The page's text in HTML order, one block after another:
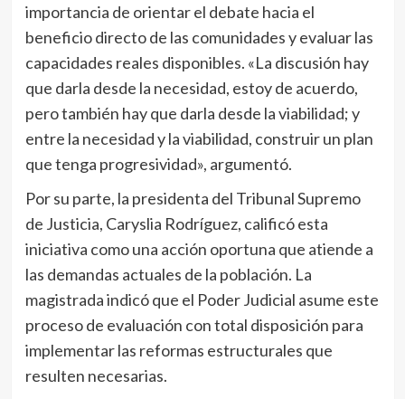
importancia de orientar el debate hacia el
beneficio directo de las comunidades y evaluar las
capacidades reales disponibles. «La discusión hay
que darla desde la necesidad, estoy de acuerdo,
pero también hay que darla desde la viabilidad; y
entre la necesidad y la viabilidad, construir un plan
que tenga progresividad», argumentó.
Por su parte, la presidenta del Tribunal Supremo
de Justicia, Caryslia Rodríguez, calificó esta
iniciativa como una acción oportuna que atiende a
las demandas actuales de la población. La
magistrada indicó que el Poder Judicial asume este
proceso de evaluación con total disposición para
implementar las reformas estructurales que
resulten necesarias.